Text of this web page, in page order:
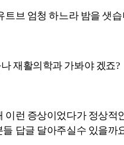
트브 엄청 하느라 밤을 샛습
재활의학과 가봐야 겠죠?
이런 증상이었다가 정상적
들 답글 달아주실수 있을까